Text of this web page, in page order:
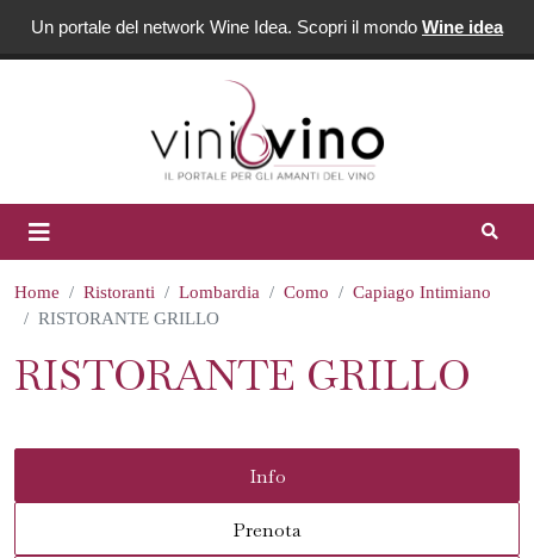
Un portale del network Wine Idea. Scopri il mondo Wine idea
Home Ristoranti Lombardia Como
Capiago Intimiano
RISTORANTE GRILLO
RISTORANTE GRILLO
Info
Prenota